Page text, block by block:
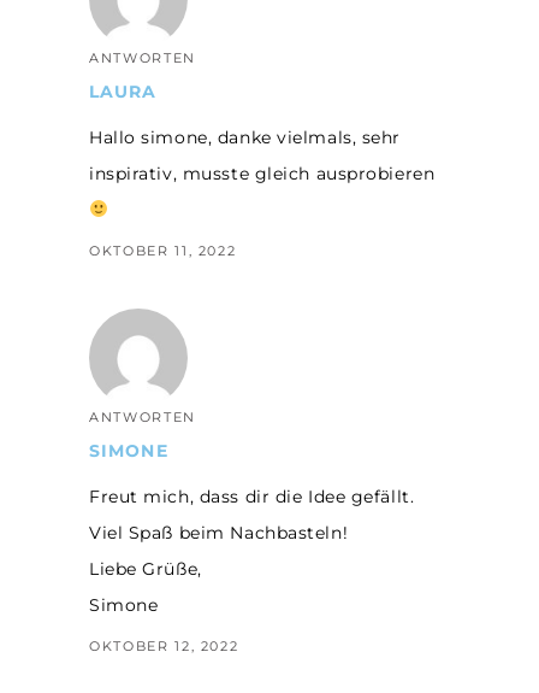
ANTWORTEN
LAURA
Hallo simone, danke vielmals, sehr
inspirativ, musste gleich ausprobieren
OKTOBER 11, 2022
ANTWORTEN
SIMONE
Freut mich, dass dir die Idee gefällt.
Viel Spaß beim Nachbasteln!
Liebe Grüße,
Simone
OKTOBER 12, 2022